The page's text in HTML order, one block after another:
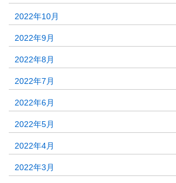
2022年10月
2022年9月
2022年8月
2022年7月
2022年6月
2022年5月
2022年4月
2022年3月